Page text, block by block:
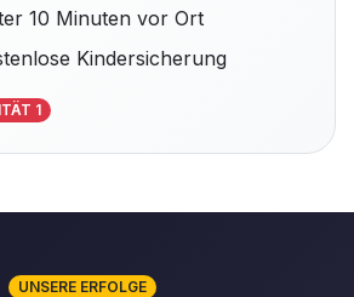
10 Minuten vor Ort
Kindersicherung
1
UNSERE ERFOLGE